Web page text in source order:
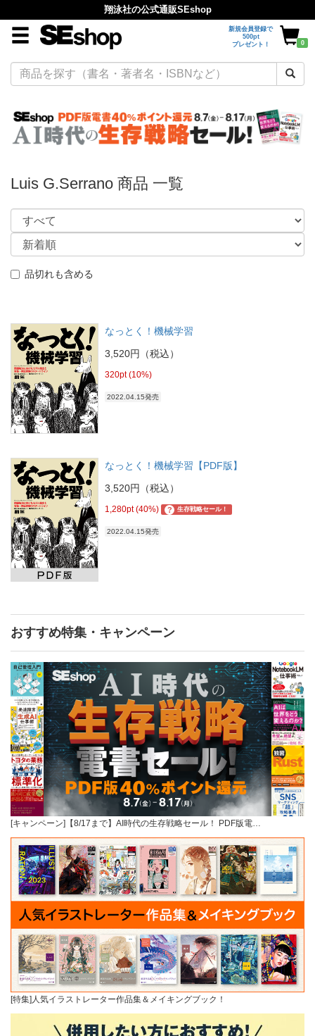
翔泳社の公式通販SEshop
新規会員登録で
500pt
プレゼント！
0
Luis G.Serrano 商品 一覧
品切れも含める
なっとく！機械学習
3,520円（税込）
320pt (10%)
2022.04.15発売
なっとく！機械学習【PDF版】
3,520円（税込）
1,280pt (40%) ? 生存戦略セール！
2022.04.15発売
おすすめ特集・キャンペーン
[キャンペーン]【8/17まで】AI時代の生存戦略セール！ PDF版電…
[特集]人気イラストレーター作品集＆メイキングブック！